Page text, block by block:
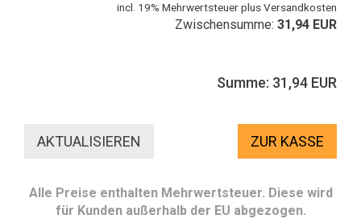
incl. 19% Mehrwertsteuer plus Versandkosten
Zwischensumme: 31,94 EUR
Summe: 31,94 EUR
ZUR KASSE
Alle Preise enthalten Mehrwertsteuer. Diese wird
für Kunden außerhalb der EU abgezogen.